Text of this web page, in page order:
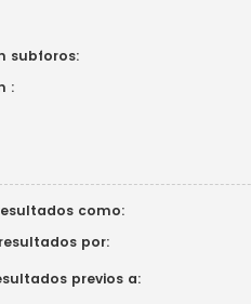
subforos:
:
como:
por:
previos a: